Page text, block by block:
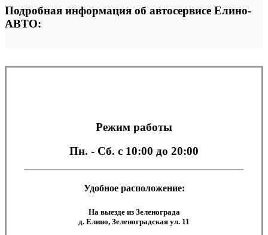
Подробная информация об автосервисе Елино-
АВТО:
Режим работы
Пн. - Сб. с 10:00 до 20:00
Удобное расположение:
На выезде из Зеленограда
д. Елино, Зеленоградская ул. 11